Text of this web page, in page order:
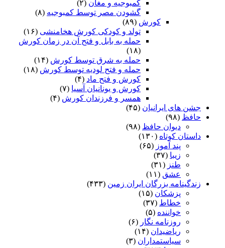
کمبوجیه و مغان (۲)
گشودن مصر توسط کمبوجیه (۸)
کورش (۸۹)
تولد و کودکی کورش هخامنشی (۱۶)
حمله به بابل و فتح آن در زمان کورش
(۱۸)
حمله به شرق توسط کورش (۱۴)
حمله و فتح لودیه توسط کورش (۱۸)
کورش و فتح ماد (۴)
کورش و یونانیان آسیا (۷)
همسر و فرزندان کورش (۴)
جشن های ایرانیان (۴۵)
حافظ (۹۸)
دیوان حافظ (۹۸)
داستان کوتاه (۱۳۰)
پند آموز (۶۵)
زیبا (۳۷)
طنز (۳۱)
عشق (۱۱)
زندگینامه بزرگان ایران زمین (۴۳۳)
پزشکان (۱۵)
خطاط (۳۷)
خواننده (۵)
روزنامه نگار (۶)
ریاضیدان (۱۴)
سیاستمداران (۳)